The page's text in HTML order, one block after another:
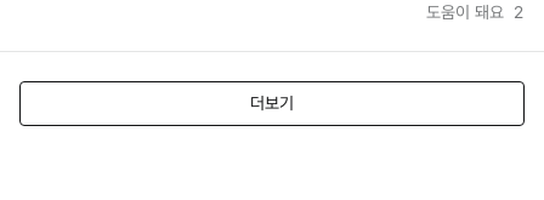
도움이 돼요 2
더보기